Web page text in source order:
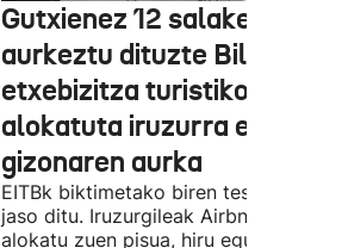
Gutxienez 12 salaketa
aurkeztu dituzte Bilbon
etxebizitza turistiko bat
alokatuta iruzurra egin
gizonaren aurka
EITBk biktimetako biren testigantzak
jaso ditu. Iruzurgileak Airbnb bidez
alokatu zuen pisua, hiru egunez. Ordu